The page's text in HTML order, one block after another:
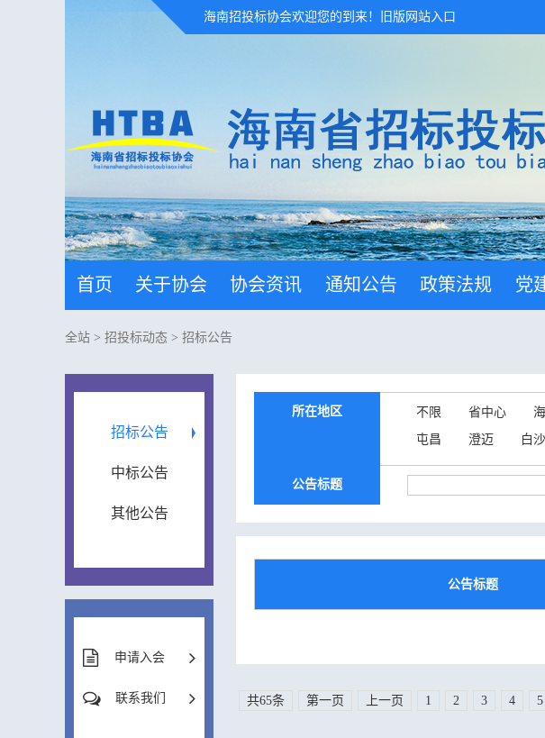
海南招投标协会欢迎您的到来！ 旧版网站入口
首页 关于协会 协会资讯 通知公告 政策法规 党
全站 > 招投标动态 > 招标公告
招标公告
中标公告
其他公告
申请入会
联系我们
所在地区 不限 省中心
屯昌
澄迈 白沙
公告标题
公告标题
共65条 第一页 上一页 1 2 3 4 5